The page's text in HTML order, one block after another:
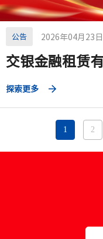
公告 2026年04月23日
探索更多
1 2